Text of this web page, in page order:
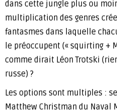
dans cette jungle plus ou
multiplication des genres
fantasmes dans laquelle
le préoccupent (« squirting +
comme dirait Léon Trotski
russe) ?
Les options sont multiples :
Matthew Christman du Naval